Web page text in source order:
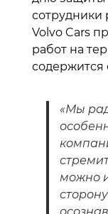
сотрудники
Volvo Cars
работ на
содержится
«Мы
можно